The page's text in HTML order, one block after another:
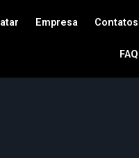
Empresa Contatos
FAQ